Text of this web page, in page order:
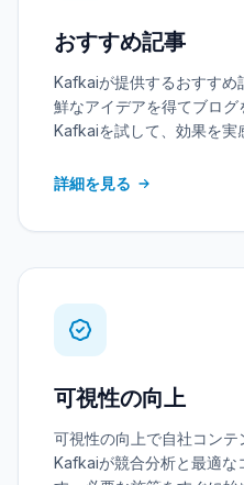
おすすめ記事
Kafkaiが提供するおすすめ
鮮なアイデアを得てブロ
Kafkaiを試して、効果を実
詳細を見る
可視性の向上
可視性の向上で自社コンテ
Kafkaiが競合分析と最適な